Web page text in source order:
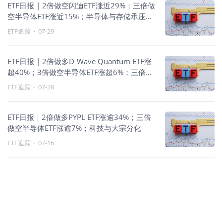
ETF日报 | 2倍做空闪迪ETF涨近29%；三倍做
空半导体ETF涨近15%；半导体与存储承压，
做空主导
ETF追踪 · 07-29
ETF日报 | 2倍做多D-Wave Quantum ETF涨
超40%；3倍做空半导体ETF涨超6%；三倍做
多富时中国ETF涨近6%
ETF追踪 · 07-28
ETF日报｜2倍做多PYPL ETF涨逾34%；三倍
做空半导体ETF涨逾7%；科技与大宗分化
ETF追踪 · 07-16